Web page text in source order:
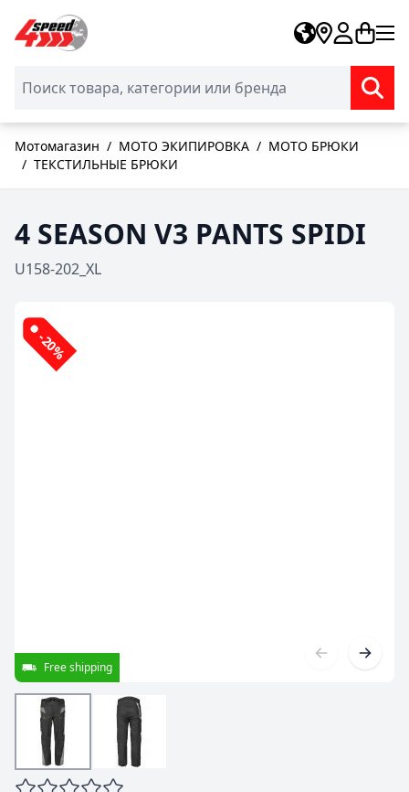
Skip to Content
Мотомагазин / МОТО ЭКИПИРОВКА / МОТО БРЮКИ
/ ТЕКСТИЛЬНЫЕ БРЮКИ
4 SEASON V3 PANTS SPIDI
U158-202_XL
-20%
Free shipping